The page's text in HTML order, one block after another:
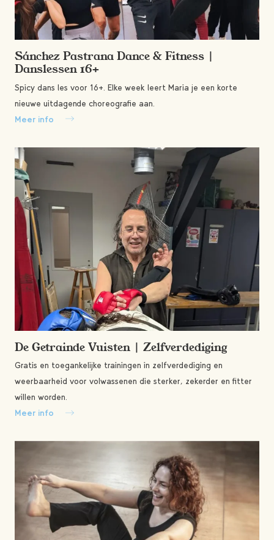
Sánchez Pastrana Dance & Fitness |
Danslessen 16+
Spicy dans les voor 16+. Elke week leert Maria je een korte
nieuwe uitdagende choreografie aan.
Meer info
De Getrainde Vuisten | Zelfverdediging
Gratis en toegankelijke trainingen in zelfverdediging en
weerbaarheid voor volwassenen die sterker, zekerder en fitter
willen worden.
Meer info